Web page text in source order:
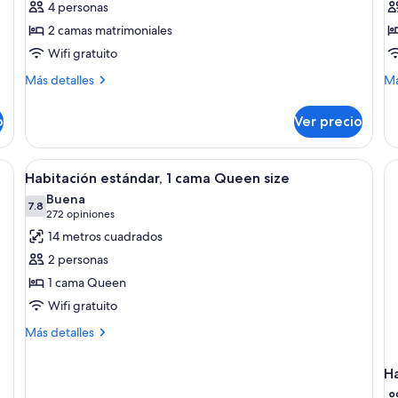
Habitación
doble,
2
camas
4 personas
2 camas matrimoniales
Wifi gratuito
Más detalles
Más
doble,
camas
matrimoniales
Ver precio
1
de noche, televisión, cómoda y aire acondicionado.
Abrir
todas
las
fotos
de
Habitación
estándar,
1
cama
Habitación de hotel con cama,
4
Habitación estándar, 1 cama Queen size
7.87.8 de 10
Buena
272 opiniones
(272
opiniones)
14 metros cuadrados
2 personas
1 cama Queen
Wifi gratuito
Más detalles
Más